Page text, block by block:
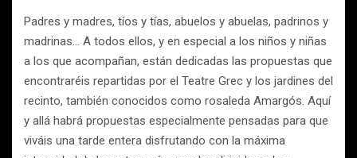
Padres y madres, tíos y tías, abuelos y abuelas, padrinos y
madrinas… A todos ellos, y en especial a los niños y niñas
a los que acompañan, están dedicadas las propuestas que
encontraréis repartidas por el Teatre Grec y los jardines del
recinto, también conocidos como rosaleda Amargós. Aquí
y allá habrá propuestas especialmente pensadas para que
viváis una tarde entera disfrutando con la máxima